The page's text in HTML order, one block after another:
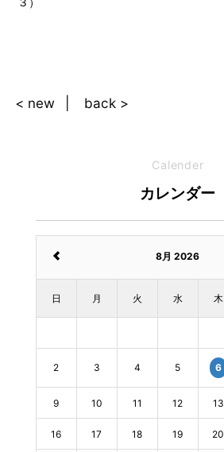
< new back >
Calender
カレンダー
8月 2026
日 月 火 水 木
2 3 4 5 6
9 10 11 12 13
16 17 18 19 20